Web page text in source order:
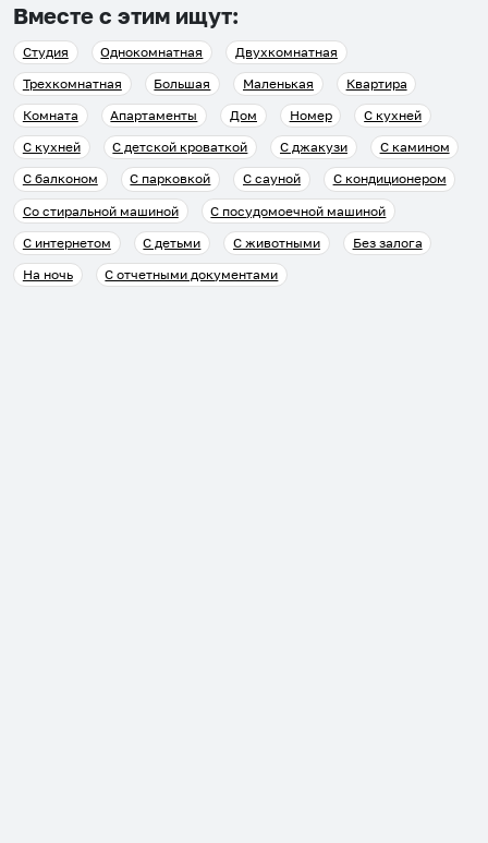
Вместе с этим ищут:
Студия Однокомнатная
Двухкомнатная
Трехкомнатная
Большая Маленькая
Квартира
Комната
Апартаменты Дом Номер
С кухней
С кухней
С детской кроваткой С джакузи
С камином
С балконом
С парковкой С сауной
С кондиционером
Со стиральной машиной
С посудомоечной машиной
С интернетом
С детьми С животными
Без залога
На ночь
С отчетными документами